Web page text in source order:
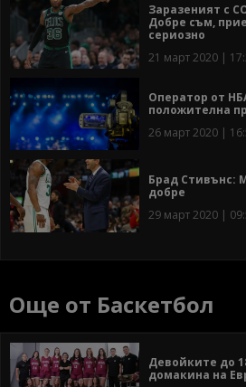
Заразеният с
Добре съм,
сериозно
21 март 2020 |
Оператор от
положителна
26 март 2020 |
Брад Стивънс:
добре
29 март 2020 |
Още от Баскетбол
Девойките до
домакина на